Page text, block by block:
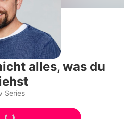
& Liebe
Exklusiv
auf Promiflash
alles, was du
Series